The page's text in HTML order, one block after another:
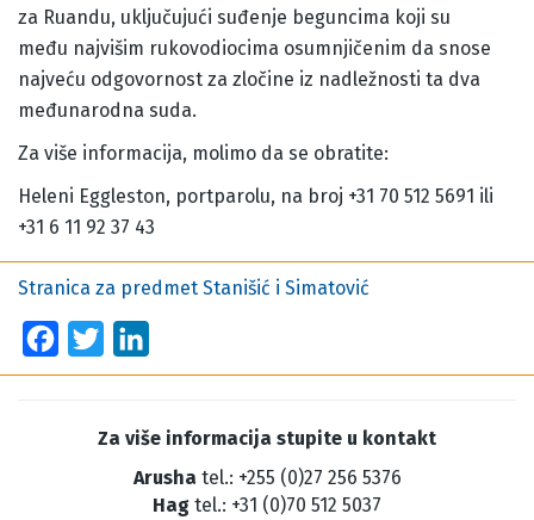
za Ruandu, uključujući suđenje beguncima koji su
među najvišim rukovodiocima osumnjičenim da snose
najveću odgovornost za zločine iz nadležnosti ta dva
međunarodna suda.
Za više informacija, molimo da se obratite:
Heleni Eggleston, portparolu, na broj +31 70 512 5691 ili
+31 6 11 92 37 43
Stranica za predmet Stanišić i Simatović
Facebook
Twitter
Za više informacija stupite u kontakt
Arusha tel.: +255 (0)27 256 5376
Hag tel.: +31 (0)70 512 5037